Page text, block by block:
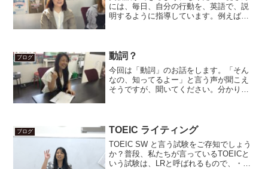
には、毎日、自分の行動を、英語で、説
明するように指導しています。例えば、
に、頭の...
ブログ 動詞？
今回は「動詞」のお話をします。「そん
なの、知ってるよー」と言う声が聞こえ
そうですが、聞いてください。分かりや
く何度も言っているの...
ブログ TOEIC ライティング
TOEIC SW と言う試験をご存知でしょう
か？普段、私たちが言っているTOEICと
いう試験は、LRと呼ばれるもので、・